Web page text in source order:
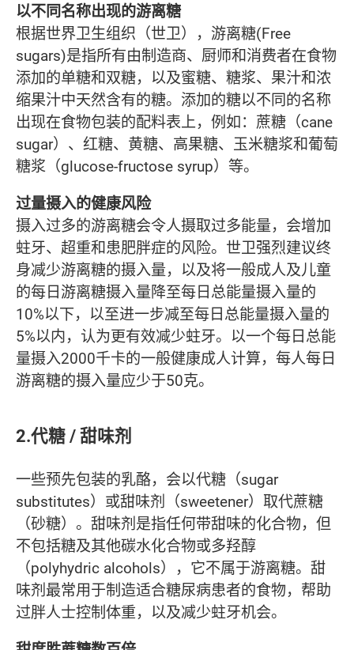
以不同名称出现的游离糖
根据世界卫生组织（世卫），游离糖(Free
sugars)是指所有由制造商、厨师和消费者在食物
添加的单糖和双糖，以及蜜糖、糖浆、果汁和浓
缩果汁中天然含有的糖。添加的糖以不同的名称
出现在食物包装的配料表上，例如：蔗糖（cane
sugar）、红糖、黄糖、高果糖、玉米糖浆和葡萄
糖浆（glucose-fructose syrup）等。
过量摄入的健康风险
摄入过多的游离糖会令人摄取过多能量，会增加
蛀牙、超重和患肥胖症的风险。世卫强烈建议终
身减少游离糖的摄入量，以及将一般成人及儿童
的每日游离糖摄入量降至每日总能量摄入量的
10%以下，以至进一步减至每日总能量摄入量的
5%以内，认为更有效减少蛀牙。以一个每日总能
量摄入2000千卡的一般健康成人计算，每人每日
游离糖的摄入量应少于50克。
2.代糖 / 甜味剂
一些预先包装的乳酪，会以代糖（sugar
substitutes）或甜味剂（sweetener）取代蔗糖
（砂糖）。甜味剂是指任何带甜味的化合物，但
不包括糖及其他碳水化合物或多羟醇
（polyhydric alcohols），它不属于游离糖。甜
味剂最常用于制造适合糖尿病患者的食物，帮助
过胖人士控制体重，以及减少蛀牙机会。